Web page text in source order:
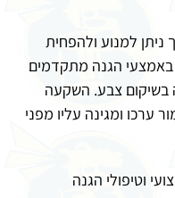
למנוע ולהפחית
באמצעי הגנה מתקדמים
בשיקום צבע. השקעה
ומגינה עליו מפני
וטיפולי הגנה